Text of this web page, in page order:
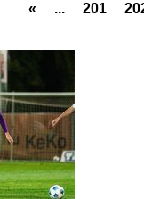
« ... 201